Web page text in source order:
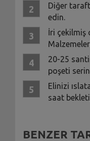
Diğer
edin.
İri çekilmiş
20-25
poşeti
Elinizi
saat
BENZER